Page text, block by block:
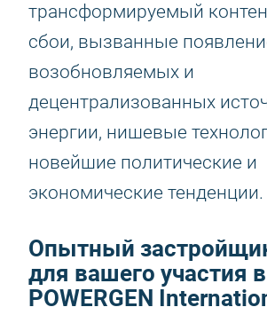
трансформируемый
сбои, вызванные
возобновляемых и
децентрализованных
энергии, нишевые
новейшие политические и
экономические тенденции.
Опытный
для вашего участия в
POWERGEN